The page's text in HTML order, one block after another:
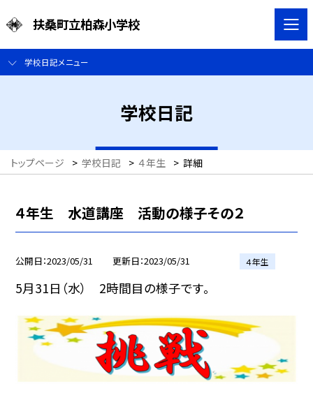
扶桑町立柏森小学校
学校日記メニュー
学校日記
トップページ > 学校日記 > ４年生 > 詳細
４年生 水道講座 活動の様子その２
公開日 2023/05/31 更新日 2023/05/31 ４年生
5月31日（水） 2時間目の様子です。